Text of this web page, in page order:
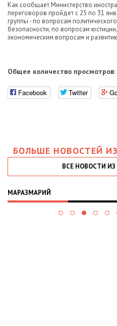
Как сообщает Министерство
переговоров пройдет с 25 по 31
группы - по вопросам
безопасности, по вопросам
экономическим вопросам и
Общее количество просмотров:
Facebook Twitter
БОЛЬШЕ НОВОСТЕЙ
ВСЕ НОВОСТИ
МАРАЗМАРИЙ